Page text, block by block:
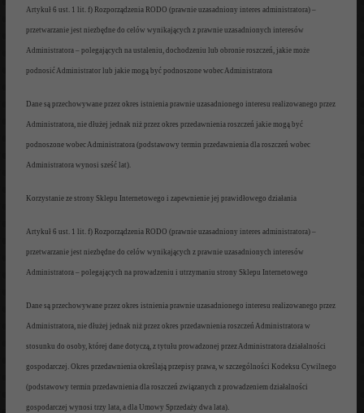
Artykuł 6 ust. 1 lit . f) Rozporządzenia RODO (prawnie uzasadniony interes administratora) –
przetwarzanie jest niezbędne do celów wynikających z prawnie uzasadnionych interesów
Administratora – polegających na ustaleniu, dochodzeniu lub obronie roszczeń, jakie może
podnosićAdministrator lub jakie mogą być podnoszone wobec Administratora
Dane są przechowywane przez okres istnienia prawnie uzasadnionego interesu realizowanego przez
Administratora, nie dłużej jednak niż przez okres przedawnienia roszczeń jakie mogą być
podnoszone wobec Administratora (podstawowy termin przedawnienia dla roszczeń wobec
Administratora wynosi sześć lat).
Korzystanie ze strony Sklepu Internetowego i zapewnienie jej prawidłowego działania
Artykuł 6 ust. 1 lit. f) Rozporządzenia RODO (prawnie uzasadniony interes administratora) –
przetwarzanie jest niezbędne do celów wynikających z prawnie uzasadnionych interesów
Administratora – polegających na prowadzeniu i utrzymaniu strony Sklepu Internetowego
Dane są przechowywane przez okres istnienia prawnie uzasadnionego interesu realizowanego przez
Administratora, nie dłużej jednak niż przez okres przedawnienia roszczeń Administratora w
stosunku do osoby, której dane dotyczą, z tytułu prowadzonej przez Administratora działalności
gospodarczej . Okres przedawnienia określają przepisy prawa, w szczególności Kodeksu Cywilnego
(podstawowy termin przedawnienia dla roszczeń związanych z prowadzeniem działalności
gospodarczej wynosi trzy lata, a dla Umowy Sprzedaży dwa lata).